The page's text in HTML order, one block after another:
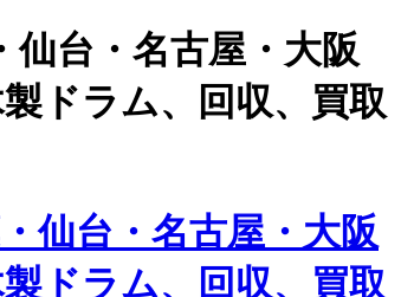
仙台・名古屋・大阪
ドラム、回収、買取